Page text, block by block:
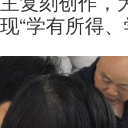
现“学有所得、